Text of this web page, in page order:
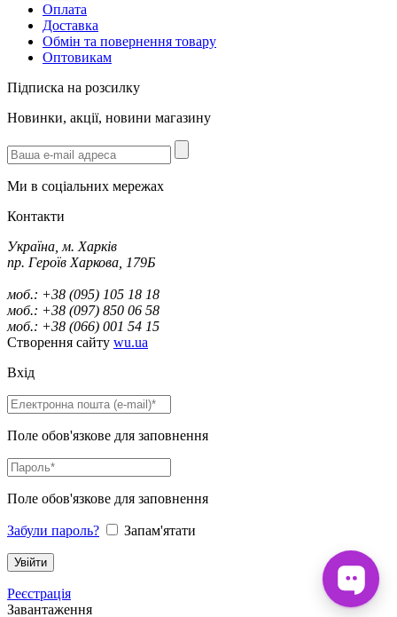
Оплата
Доставка
Обмін та повернення товару
Оптовикам
Підписка на розсилку
Новинки, акції, новини магазину
Ми в соціальних мережах
Контакти
Україна, м. Харків
пр. Героїв Харкова, 179Б
моб.: +38 (095) 105 18 18
моб.: +38 (097) 850 06 58
моб.: +38 (066) 001 54 15
Створення сайту wu.ua
Вхід
Поле обов'язкове для заповнення
Поле обов'язкове для заповнення
Забули пароль? Запам'ятати
Реєстрація
Завантаження